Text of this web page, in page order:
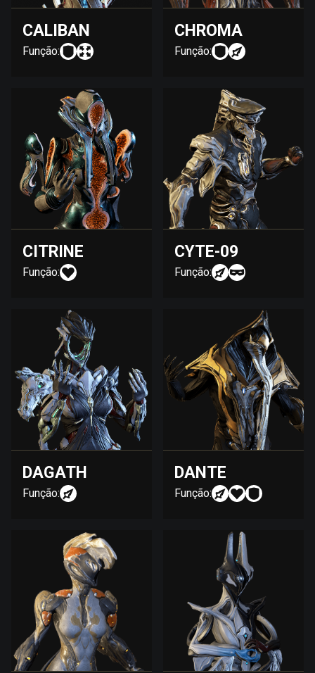
CALIBAN
Função:
CHROMA
Função:
CITRINE
Função:
CYTE-09
Função:
DAGATH
Função:
DANTE
Função: